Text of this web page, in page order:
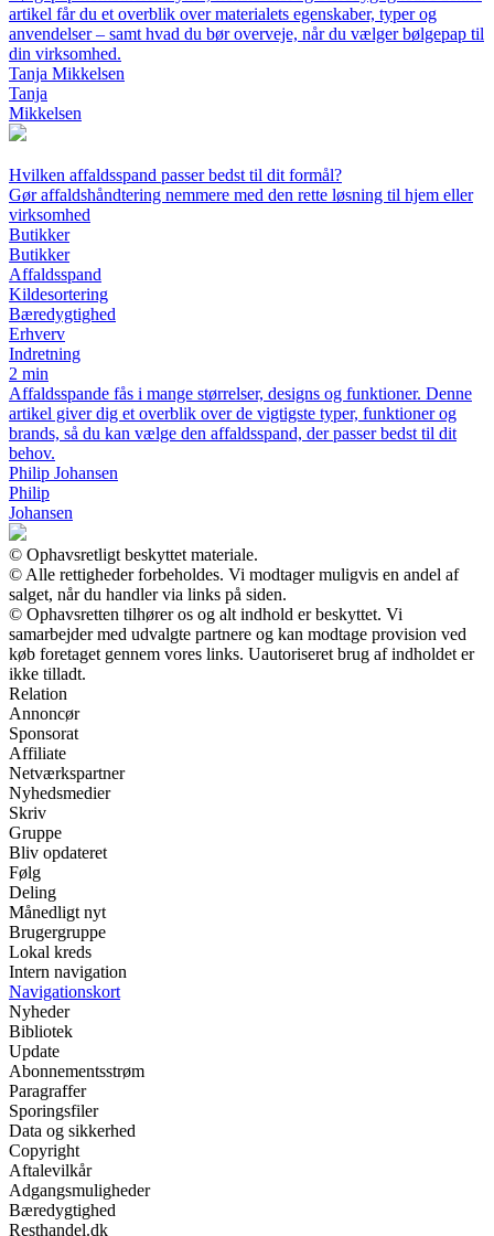
artikel får du et overblik over materialets egenskaber, typer og
anvendelser – samt hvad du bør overveje, når du vælger bølgepap til
din virksomhed.
Tanja Mikkelsen
Tanja
Mikkelsen
Hvilken affaldsspand passer bedst til dit formål?
Gør affaldshåndtering nemmere med den rette løsning til hjem eller
virksomhed
Butikker
Butikker
Affaldsspand
Kildesortering
Bæredygtighed
Erhverv
Indretning
2 min
Affaldsspande fås i mange størrelser, designs og funktioner. Denne
artikel giver dig et overblik over de vigtigste typer, funktioner og
brands, så du kan vælge den affaldsspand, der passer bedst til dit
behov.
Philip Johansen
Philip
Johansen
© Ophavsretligt beskyttet materiale.
© Alle rettigheder forbeholdes. Vi modtager muligvis en andel af
salget, når du handler via links på siden.
© Ophavsretten tilhører os og alt indhold er beskyttet. Vi
samarbejder med udvalgte partnere og kan modtage provision ved
køb foretaget gennem vores links. Uautoriseret brug af indholdet er
ikke tilladt.
Relation
Annoncør
Sponsorat
Affiliate
Netværkspartner
Nyhedsmedier
Skriv
Gruppe
Bliv opdateret
Følg
Deling
Månedligt nyt
Brugergruppe
Lokal kreds
Intern navigation
Navigationskort
Nyheder
Bibliotek
Update
Abonnementsstrøm
Paragraffer
Sporingsfiler
Data og sikkerhed
Copyright
Aftalevilkår
Adgangsmuligheder
Bæredygtighed
Resthandel.dk